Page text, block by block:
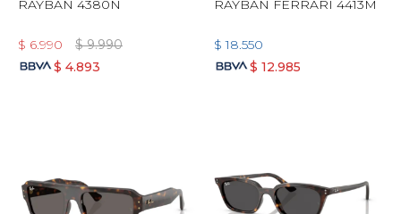
RAYBAN 4380N
$ 6.990 $ 9.990
$ 4.893
RAYBAN FERRARI 4413M
$ 18.550
$ 12.985